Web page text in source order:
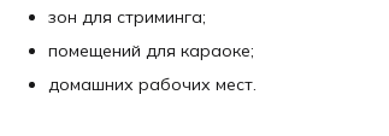
зон для стриминга;
помещений для караоке;
домашних рабочих мест.